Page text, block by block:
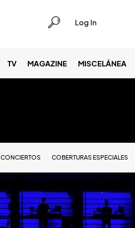
Log In
TV MAGAZINE MISCELÁNEA
CONCIERTOS COBERTURAS ESPECIALES